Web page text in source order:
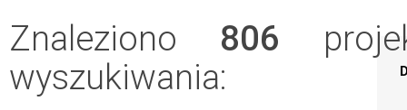
Znaleziono 806
wyszukiwania: